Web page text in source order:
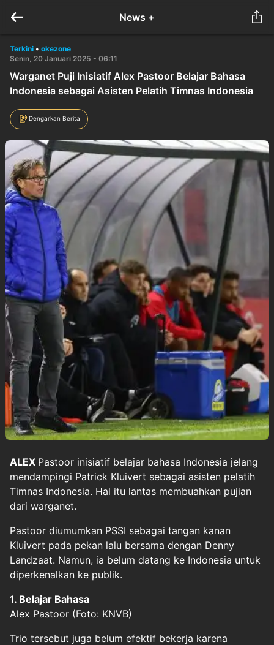
News +
Terkini • okezone
Senin, 20 Januari 2025 - 06:11
Warganet Puji Inisiatif Alex Pastoor Belajar Bahasa
Indonesia sebagai Asisten Pelatih Timnas Indonesia
Dengarkan Berita
ALEX Pastoor inisiatif belajar bahasa Indonesia jelang
mendampingi Patrick Kluivert sebagai asisten pelatih
Timnas Indonesia. Hal itu lantas membuahkan pujian
dari warganet.
Pastoor diumumkan PSSI sebagai tangan kanan
Kluivert pada pekan lalu bersama dengan Denny
Landzaat. Namun, ia belum datang ke Indonesia untuk
diperkenalkan ke publik.
1. Belajar Bahasa
Alex Pastoor (Foto: KNVB)
Trio tersebut juga belum efektif bekerja karena